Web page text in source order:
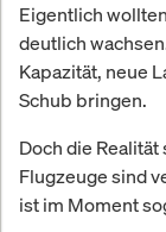
Eigentlich
deutlich
Kapazität, neue
Schub bringen.
Doch die
Flugzeuge sind
ist im Moment